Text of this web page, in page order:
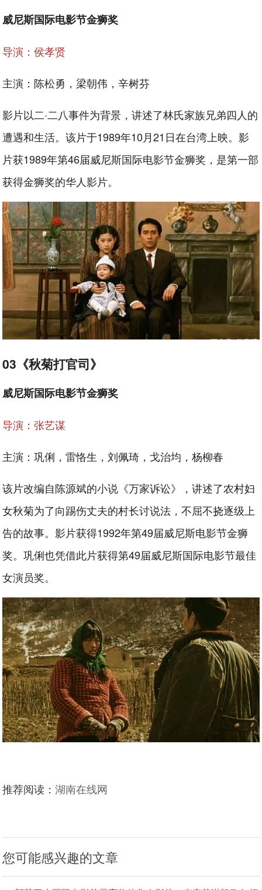
威尼斯国际电影节金狮奖
导演：侯孝贤
主演：陈松勇，梁朝伟，辛树芬
影片以二·二八事件为背景，讲述了林氏家族兄弟四人的
遭遇和生活。该片于1989年10月21日在台湾上映。影
片获1989年第46届威尼斯国际电影节金狮奖，是第一部
获得金狮奖的华人影片。
03《秋菊打官司》
威尼斯国际电影节金狮奖
导演：张艺谋
主演：巩俐，雷恪生，刘佩琦，戈治均，杨柳春
该片改编自陈源斌的小说《万家诉讼》，讲述了农村妇
女秋菊为了向踢伤丈夫的村长讨说法，不屈不挠逐级上
告的故事。影片获得1992年第49届威尼斯电影节金狮
奖。巩俐也凭借此片获得第49届威尼斯国际电影节最佳
女演员奖。
推荐阅读：湖南在线网
您可能感兴趣的文章